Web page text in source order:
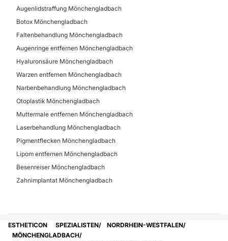
Zahnimplantat
Augenlidstraffung Mönchengladbach
Botox Mönchengladbach
Faltenbehandlung Mönchengladbach
Augenringe entfernen Mönchengladbach
Hyaluronsäure Mönchengladbach
Warzen entfernen Mönchengladbach
Narbenbehandlung Mönchengladbach
Otoplastik Mönchengladbach
Muttermale entfernen Mönchengladbach
Laserbehandlung Mönchengladbach
Pigmentflecken Mönchengladbach
Lipom entfernen Mönchengladbach
Besenreiser Mönchengladbach
Zahnimplantat Mönchengladbach
ESTHETICON SPEZIALISTEN
NORDRHEIN-WESTFALEN
MÖNCHENGLADBACH